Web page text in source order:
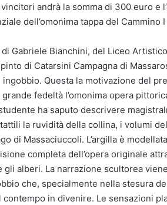
andrà la somma di 300 euro e
dell’omonima tappa del Cammino
Gabriele Bianchini, del Liceo
di Catarsini Campagna di
Questa la motivazione del
fedeltà l’omonima opera
ha saputo descrivere
la ruvidità della collina, i volumi
di Massaciuccoli. L’argilla è
completa dell’opera originale
gli alberi. La narrazione scultorea
che, specialmente nella stesura
contempo in divenire. Le sensazioni